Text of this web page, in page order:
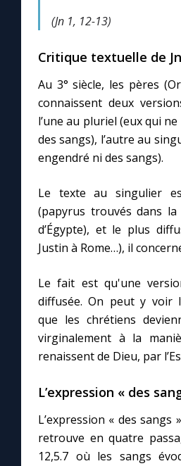
Chapelet pour le monde
Contact
Faire un don
(Jn 1, 12-13)
Critique textuelle de
Au 3° siècle, les pères
connaissent deux
l’une au pluriel (eux qui
des sangs), l’autre au
engendré ni des sangs).
Le texte au singulier
(papyrus trouvés dans la
d’Égypte), et le plus
Justin à Rome…), il
Le fait est qu'une
diffusée. On peut y voir
que les chrétiens
virginalement à la
renaissent de Dieu, par
L’expression « des
L’expression « des sangs
retrouve en quatre
12,5.7 où les sangs